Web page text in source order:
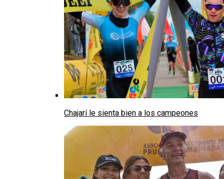
Chajarí le sienta bien a los campeones